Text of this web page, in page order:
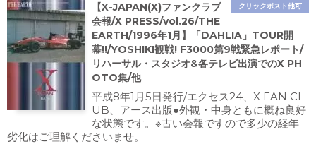
クリックポスト他可
【X-JAPAN(X)ファンクラブ
会報/X PRESS/vol.26/THE
EARTH/1996年1月】「DAHLIA」TOUR開
幕!!/YOSHIKI観戦! F3000第9戦緊急レポート/
リハーサル・スタジオ&各テレビ出演でのX PH
OTO集/他
平成8年1月5日発行/エクセス24、X FAN CL
UB、アース出版●外観・中身ともに概ね良好
な状態です。※古い会報ですので多少の経年
劣化はご理解くださいませ。